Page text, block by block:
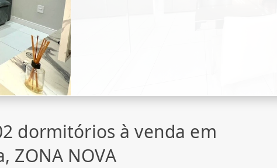
dormitórios à venda em
ZONA NOVA